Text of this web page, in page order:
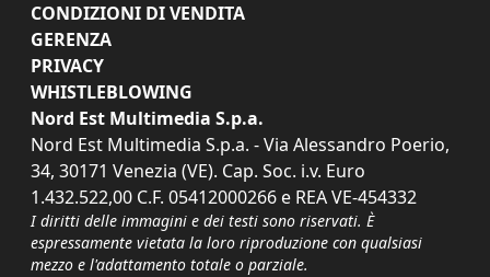
CONDIZIONI DI VENDITA
GERENZA
PRIVACY
WHISTLEBLOWING
Nord Est Multimedia S.p.a.
Nord Est Multimedia S.p.a. - Via Alessandro Poerio,
34, 30171 Venezia (VE). Cap. Soc. i.v. Euro
1.432.522,00 C.F. 05412000266 e REA VE-454332
I diritti delle immagini e dei testi sono riservati. È
espressamente vietata la loro riproduzione con qualsiasi
mezzo e l'adattamento totale o parziale.